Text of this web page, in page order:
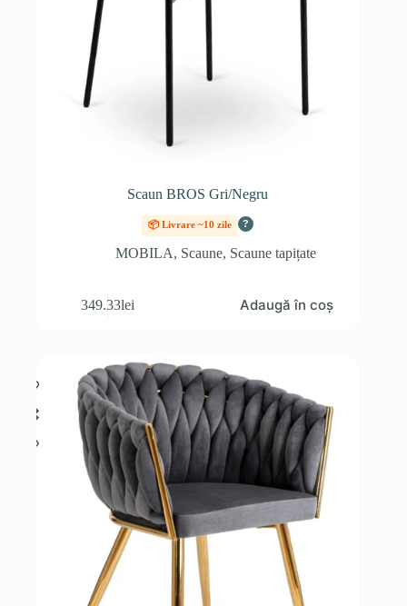
Scaun BROS Gri/Negru
📦 Livrare ~10 zile ?
MOBILA, Scaune, Scaune tapițate
349.33lei Adaugă în coș